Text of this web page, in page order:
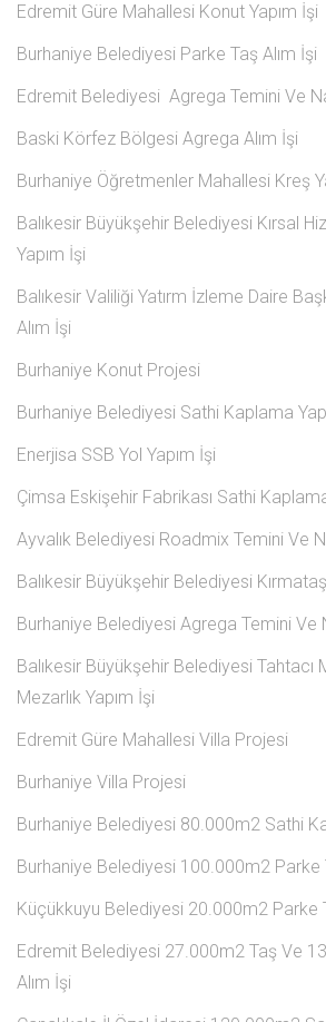
Edremit Güre Mahallesi Konut Yapım İşi
Burhaniye Belediyesi Parke Taş Alım İşi
Edremit Belediyesi Agrega Temini Ve
Baski Körfez Bölgesi Agrega Alım İşi
Burhaniye Öğretmenler Mahallesi Kreş
Balıkesir Büyükşehir Belediyesi Kırsal
Yapım İşi
Balıkesir Valiliği Yatırm İzleme Daire
Alım İşi
Burhaniye Konut Projesi
Burhaniye Belediyesi Sathi Kaplama
Enerjisa SSB Yol Yapım İşi
Çimsa Eskişehir Fabrikası Sathi
Ayvalık Belediyesi Roadmix Temini Ve
Balıkesir Büyükşehir Belediyesi
Burhaniye Belediyesi Agrega Temini Ve
Balıkesir Büyükşehir Belediyesi Tahtacı
Mezarlık Yapım İşi
Edremit Güre Mahallesi Villa Projesi
Burhaniye Villa Projesi
Burhaniye Belediyesi 80.000m2 Sathi
Burhaniye Belediyesi 100.000m2 Parke
Küçükkuyu Belediyesi 20.000m2 Parke
Edremit Belediyesi 27.000m2 Taş Ve
Alım İşi